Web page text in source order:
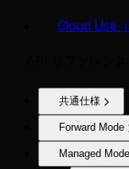
Cloud Use
共通仕様
Forward Mode
Managed Mode